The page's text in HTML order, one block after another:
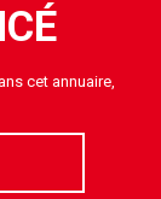
cet annuaire,